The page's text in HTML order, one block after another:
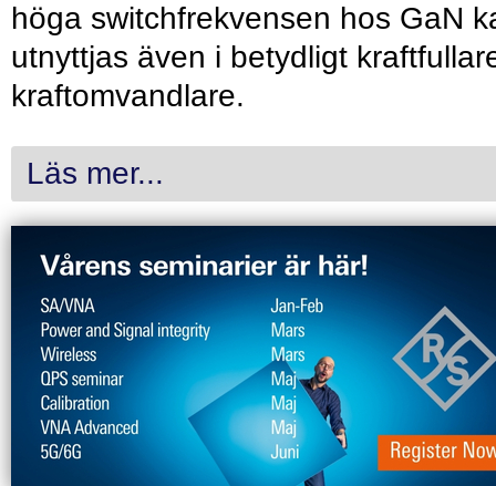
höga switchfrekvensen hos GaN
utnyttjas även i betydligt
kraftomvandlare.
Läs mer...